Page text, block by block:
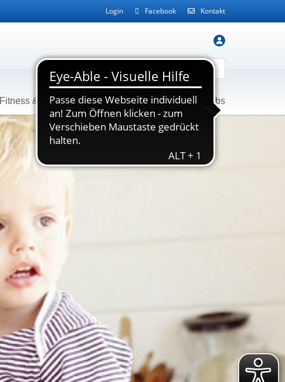
Login Facebook Kontakt
Fitness & Gesundheit Service Kontakt Jobs